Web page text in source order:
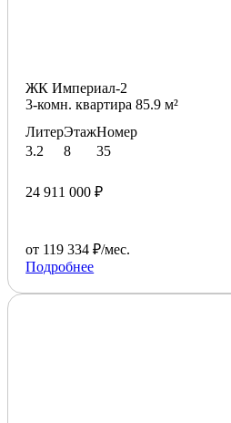
ЖК Империал-2
3-комн. квартира 85.9 м²
Литер
3.2
Этаж
8
Номер
35
24 911 000 ₽
от 119 334 ₽/мес.
Подробнее